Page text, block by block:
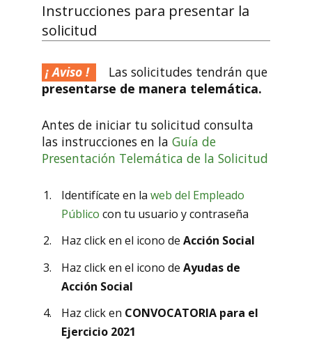
Instrucciones para presentar la
solicitud
Las solicitudes tendrán que
presentarse de manera telemática.
Antes de iniciar tu solicitud consulta
las instrucciones en la Guía de
Presentación Telemática de la Solicitud
Identifícate en laweb del Empleado
Público con tu usuario y contraseña
Haz click en el icono deAcción Social
Haz click en el icono deAyudas de
Acción Social
Haz click en CONVOCATORIA para el
Ejercicio 2021